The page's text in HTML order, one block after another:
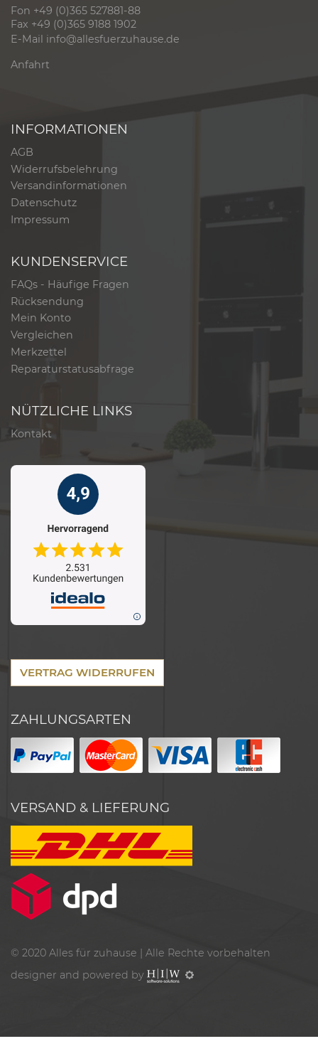
Fon +49 (0)365 527881-88
Fax +49 (0)365 9188 1902
E-Mail info@allesfuerzuhause.de
Anfahrt
INFORMATIONEN
AGB
Widerrufsbelehrung
Versandinformationen
Datenschutz
Impressum
KUNDENSERVICE
FAQs - Häufige Fragen
Rücksendung
Mein Konto
Vergleichen
Merkzettel
Reparaturstatusabfrage
NÜTZLICHE LINKS
Kontakt
VERTRAG WIDERRUFEN
ZAHLUNGSARTEN
VERSAND & LIEFERUNG
© 2020 Alles für zuhause | Alle Rechte vorbehalten
designer and powered by